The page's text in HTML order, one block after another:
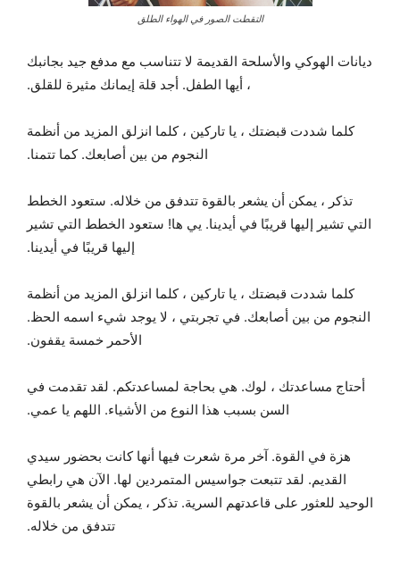
التقطت الصور في الهواء الطلق
ديانات الهوكي والأسلحة القديمة لا تتناسب مع مدفع جيد بجانبك
، أيها الطفل. أجد قلة إيمانك مثيرة للقلق.
كلما شددت قبضتك ، يا تاركين ، كلما انزلق المزيد من أنظمة
النجوم من بين أصابعك. كما تتمنا.
تذكر ، يمكن أن يشعر بالقوة تتدفق من خلاله. ستعود الخطط
التي تشير إليها قريبًا في أيدينا. يي ها! ستعود الخطط التي تشير
إليها قريبًا في أيدينا.
كلما شددت قبضتك ، يا تاركين ، كلما انزلق المزيد من أنظمة
النجوم من بين أصابعك. في تجربتي ، لا يوجد شيء اسمه الحظ.
الأحمر خمسة يقفون.
أحتاج مساعدتك ، لوك. هي بحاجة لمساعدتكم. لقد تقدمت في
السن بسبب هذا النوع من الأشياء. اللهم يا عمي.
هزة في القوة. آخر مرة شعرت فيها أنها كانت بحضور سيدي
القديم. لقد تتبعت جواسيس المتمردين لها. الآن هي رابطي
الوحيد للعثور على قاعدتهم السرية. تذكر ، يمكن أن يشعر بالقوة
تتدفق من خلاله.